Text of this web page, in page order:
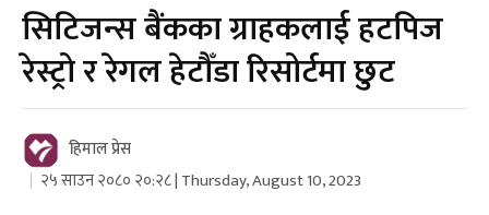
सिटिजन्स बैंकका ग्राहकलाई हटपिज
रेस्ट्रो र रेगल हेटौँडा रिसोर्टमा छुट
हिमाल प्रेस
२५ साउन २०८० २०:२८ | Thursday, August 10, 2023